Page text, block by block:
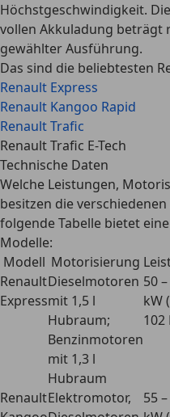
Höchstgeschwindigkeit.
vollen Akkuladung beträgt
gewählter Ausführung.
Das sind die beliebtesten
Renault Express
Renault Kangoo Rapid
Renault Trafic
Renault Trafic E-Tech
Technische Daten
Welche Leistungen,
besitzen die
folgende Tabelle bietet
Modelle:
Modell Motorisierung
Renault
Express
Dieselmotoren
mit 1,5 l
Hubraum;
Benzinmotoren
mit 1,3 l
Hubraum
50
kW
102
RenaultElektromotor,
55